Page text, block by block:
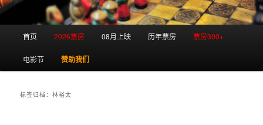
首页 2026票房 08月上映 历年票房 票房300+
电影节 赞助我们
标签归档：林裕太